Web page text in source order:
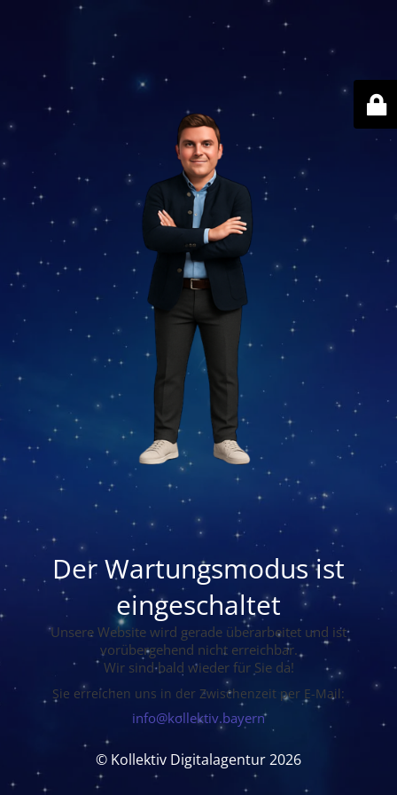
Der Wartungsmodus ist
eingeschaltet
Unsere Website wird gerade überarbeitet und ist
vorübergehend nicht erreichbar.
Wir sind bald wieder für Sie da!
Sie erreichen uns in der Zwischenzeit per E-Mail:
info@kollektiv.bayern
© Kollektiv Digitalagentur 2026